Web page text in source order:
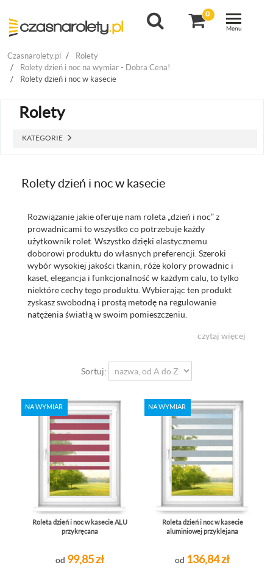
0
Toggle
Menu
Czasnarolety.pl
Rolety
Rolety dzień i noc na wymiar - Dobra Cena!
Rolety dzień i noc w kasecie
Rolety
KATEGORIE
Rolety dzień i noc w kasecie
Rozwiązanie jakie oferuje nam roleta „dzień i noc” z
prowadnicami to wszystko co potrzebuje każdy
użytkownik rolet. Wszystko dzięki elastycznemu
doborowi produktu do własnych preferencji. Szeroki
wybór wysokiej jakości tkanin, róże kolory prowadnic i
kaset, elegancja i funkcjonalność w każdym calu, to tylko
niektóre cechy tego produktu. Wybierając ten produkt
zyskasz swobodną i prostą metodę na regulowanie
natężenia światłą w swoim pomieszczeniu.
czytaj więcej
Sortuj:
Roleta dzień i noc w kasecie ALU
przykręcana
od 99,85 zł
NA WYMIAR
Roleta dzień i noc w kasecie
aluminiowej przyklejana
od 136,84 zł
NA WYMIAR